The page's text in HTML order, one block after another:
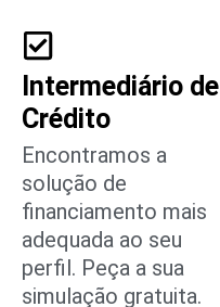
Intermediário de
Crédito
Encontramos a
solução de
financiamento mais
adequada ao seu
perfil. Peça a sua
simulação gratuita.